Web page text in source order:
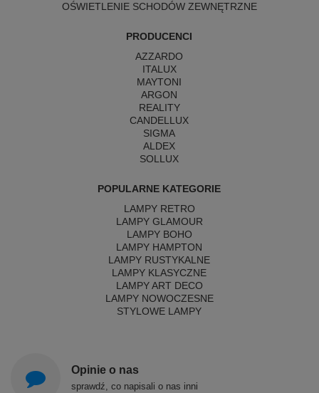
OŚWIETLENIE SCHODÓW ZEWNĘTRZNE
PRODUCENCI
AZZARDO
ITALUX
MAYTONI
ARGON
REALITY
CANDELLUX
SIGMA
ALDEX
SOLLUX
POPULARNE KATEGORIE
LAMPY RETRO
LAMPY GLAMOUR
LAMPY BOHO
LAMPY HAMPTON
LAMPY RUSTYKALNE
LAMPY KLASYCZNE
LAMPY ART DECO
LAMPY NOWOCZESNE
STYLOWE LAMPY
Opinie o nas
sprawdź, co napisali o nas inni